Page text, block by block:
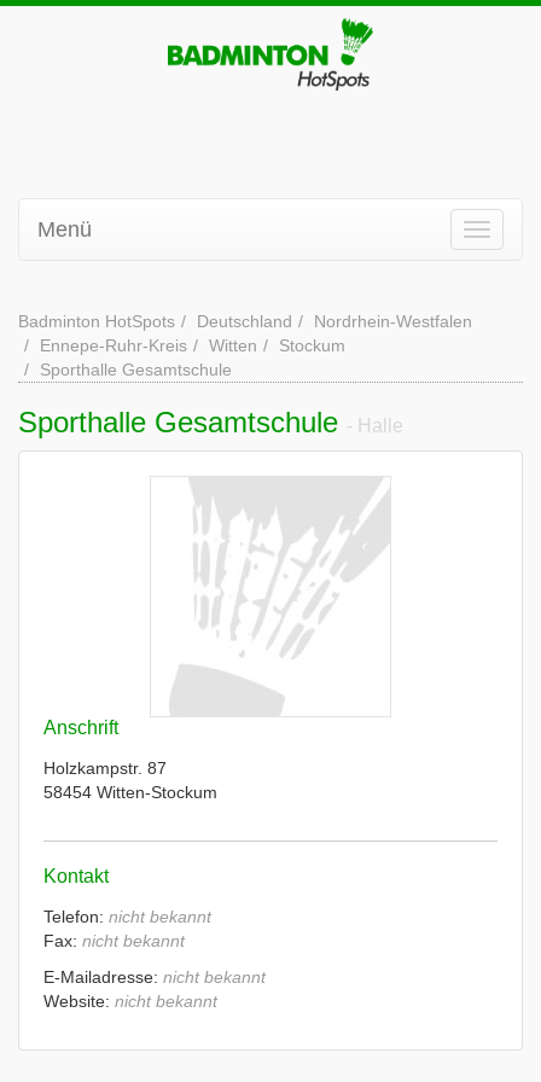
Menü
Badminton HotSpots Deutschland
Nordrhein-Westfalen
Ennepe-Ruhr-Kreis
Witten
Stockum
Sporthalle Gesamtschule
Sporthalle Gesamtschule - Halle
Anschrift
Holzkampstr. 87
58454 Witten-Stockum
Kontakt
Telefon: nicht bekannt
Fax: nicht bekannt
E-Mailadresse: nicht bekannt
Website: nicht bekannt